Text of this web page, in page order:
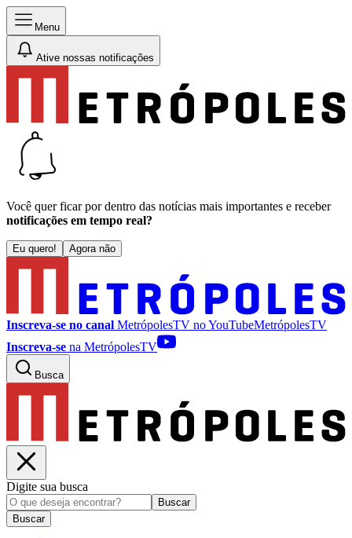
Menu
Ative nossas notificações
Você quer ficar por dentro das notícias mais importantes e receber
notificações em tempo real?
Eu quero! Agora não
Inscreva-se no canal MetrópolesTV noYouTubeMetrópolesTV
Inscreva-se na MetrópolesTV
Busca
Digite sua busca
Buscar
Buscar